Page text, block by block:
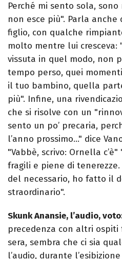
Perché mi sento sola,
non esce più". Parla
figlio, con qualche
molto mentre lui cresceva:
vissuta in quel modo, non
tempo perso, quei
il tuo bambino, quella
più". Infine, una
che si risolve con un
sento un po’ precaria,
l’anno prossimo…" dice
"Vabbè, scrivo: Ornella
fragili e piene di
del necessario, ho fatto il
straordinario".
Skunk Anansie, l’audio,
precedenza con altri ospiti
sera, sembra che ci sia
l’audio, durante